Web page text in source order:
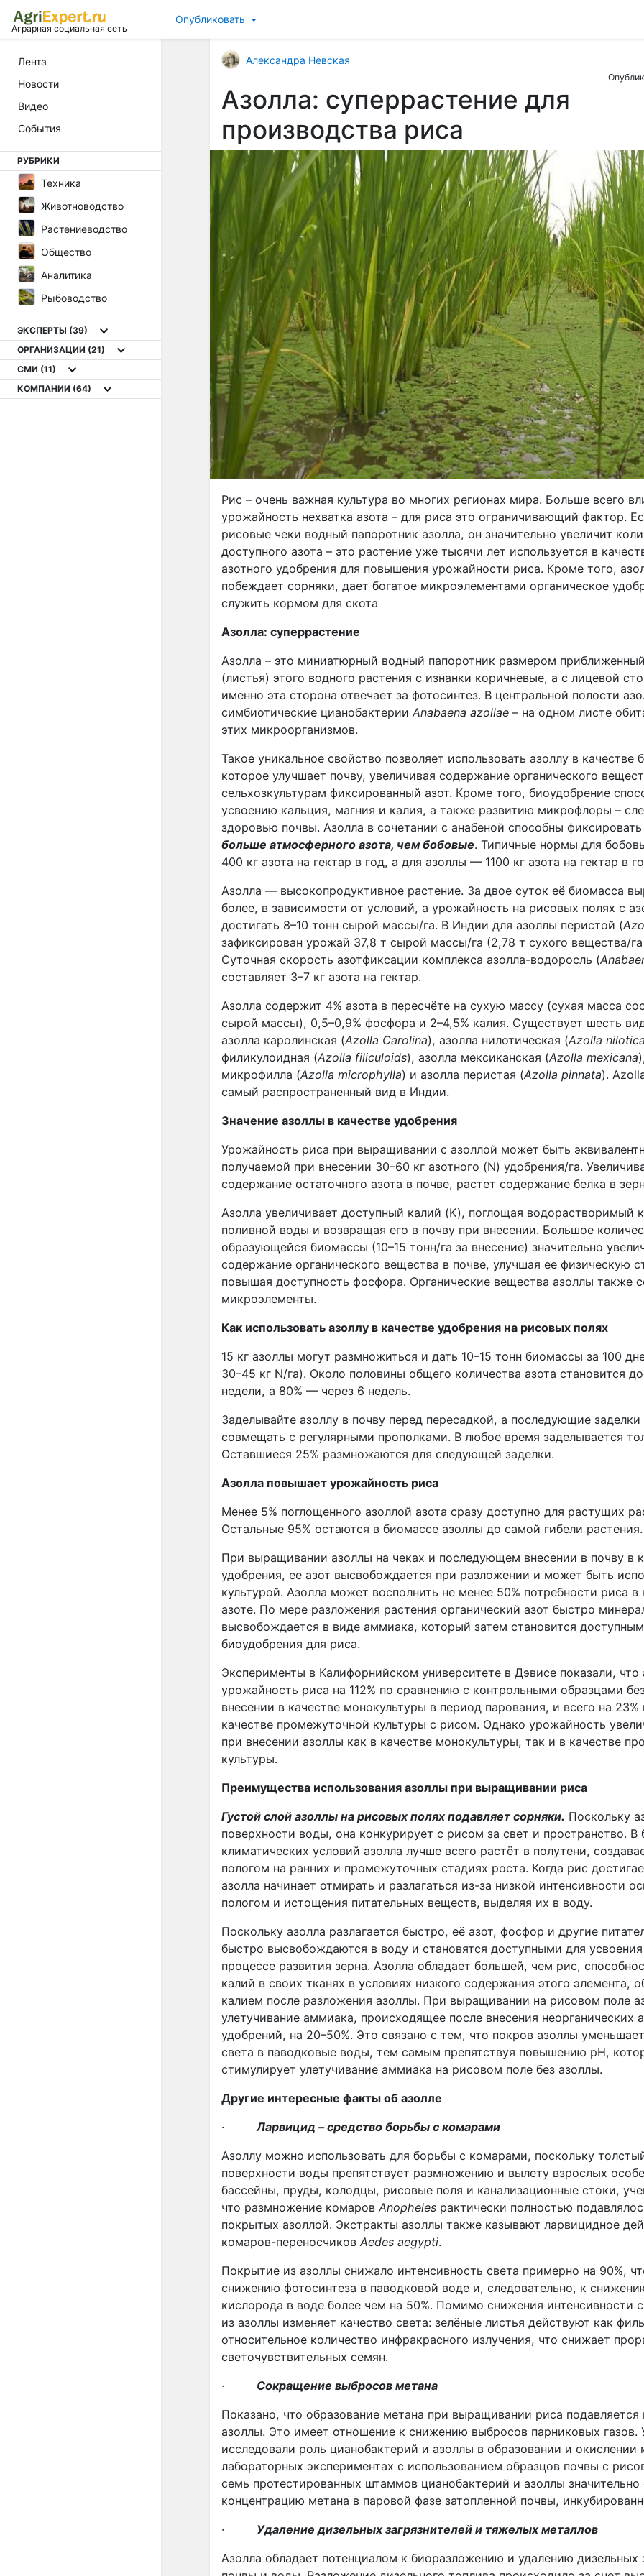
Аграрная социальная сеть
Опубликовать
Лента
Новости
Видео
События
РУБРИКИ
Техника
Животноводство
Растениеводство
Общество
Аналитика
Рыбоводство
ЭКСПЕРТЫ (39)
ОРГАНИЗАЦИИ (21)
СМИ (11)
КОМПАНИИ (64)
Александра Невская
Азолла: суперрастение для
производства риса
Рис – очень важная культура во многих регионах мира. Больше всего
урожайность нехватка азота – для риса это ограничивающий фактор.
рисовые чеки водный папоротник азолла, он значительно увеличит
доступного азота – это растение уже тысячи лет используется в
азотного удобрения для повышения урожайности риса. Кроме того,
побеждает сорняки, дает богатое микроэлементами органическое
служить кормом для скота
Азолла: суперрастение
Азолла – это миниатюрный водный папоротник размером
(листья) этого водного растения с изнанки коричневые, а с лицевой
именно эта сторона отвечает за фотосинтез. В центральной полости
симбиотические цианобактерии Anabaena azollae – на одном листе
этих микроорганизмов.
Такое уникальное свойство позволяет использовать азоллу в качестве
которое улучшает почву, увеличивая содержание органического
сельхозкультурам фиксированный азот. Кроме того, биоудобрение
усвоению кальция, магния и калия, а также развитию микрофлоры –
здоровью почвы. Азолла в сочетании с анабеной способны фиксировать
больше атмосферного азота, чем бобовые. Типичные нормы для
400 кг азота на гектар в год, а для азоллы — 1100 кг азота на гектар в
Азолла — высокопродуктивное растение. За двое суток её биомасса
более, в зависимости от условий, а урожайность на рисовых полях с
достигать 8–10 тонн сырой массы/га. В Индии для азоллы перистой (
зафиксирован урожай 37,8 т сырой массы/га (2,78 т сухого вещества/га
Суточная скорость азотфиксации комплекса азолла-водоросль (
составляет 3–7 кг азота на гектар.
Азолла содержит 4% азота в пересчёте на сухую массу (сухая масса
сырой массы), 0,5–0,9% фосфора и 2–4,5% калия. Существует шесть
азолла каролинская (Azolla Carolina), азолла нилотическая (Azolla nilotica
филикулоидная (Azolla filiculoids), азолла мексиканская (Azolla mexicana
микрофилла (Azolla microphylla) и азолла перистая (Azolla pinnata).
самый распространенный вид в Индии.
Значение азоллы в качестве удобрения
Урожайность риса при выращивании с азоллой может быть
получаемой при внесении 30–60 кг азотного (N) удобрения/га.
содержание остаточного азота в почве, растет содержание белка в
Азолла увеличивает доступный калий (K), поглощая водорастворимый
поливной воды и возвращая его в почву при внесении. Большое
образующейся биомассы (10–15 тонн/га за внесение) значительно
содержание органического вещества в почве, улучшая ее физическую
повышая доступность фосфора. Органические вещества азоллы также
микроэлементы.
Как использовать азоллу в качестве удобрения на рисовых полях
15 кг азоллы могут размножиться и дать 10–15 тонн биомассы за 100
30–45 кг N/га). Около половины общего количества азота становится
недели, а 80% — через 6 недель.
Заделывайте азоллу в почву перед пересадкой, а последующие
совмещать с регулярными прополками. В любое время заделывается
Оставшиеся 25% размножаются для следующей заделки.
Азолла повышает урожайность риса
Менее 5% поглощенного азоллой азота сразу доступно для растущих
Остальные 95% остаются в биомассе азоллы до самой гибели растения.
При выращивании азоллы на чеках и последующем внесении в почву в
удобрения, ее азот высвобождается при разложении и может быть
культурой. Азолла может восполнить не менее 50% потребности риса в
азоте. По мере разложения растения органический азот быстро
высвобождается в виде аммиака, который затем становится
биоудобрения для риса.
Эксперименты в Калифорнийском университете в Дэвисе показали, что
урожайность риса на 112% по сравнению с контрольными образцами
внесении в качестве монокультуры в период парования, и всего на 23%
качестве промежуточной культуры с рисом. Однако урожайность
при внесении азоллы как в качестве монокультуры, так и в качестве
культуры.
Преимущества использования азоллы при выращивании риса
Густой слой азоллы на рисовых полях подавляет сорняки. Поскольку
поверхности воды, она конкурирует с рисом за свет и пространство. В
климатических условий азолла лучше всего растёт в полутени,
пологом на ранних и промежуточных стадиях роста. Когда рис
азолла начинает отмирать и разлагаться из-за низкой интенсивности
пологом и истощения питательных веществ, выделяя их в воду.
Поскольку азолла разлагается быстро, её азот, фосфор и другие
быстро высвобождаются в воду и становятся доступными для
процессе развития зерна. Азолла обладает большей, чем рис,
калий в своих тканях в условиях низкого содержания этого элемента,
калием после разложения азоллы. При выращивании на рисовом поле
улетучивание аммиака, происходящее после внесения неорганических
удобрений, на 20–50%. Это связано с тем, что покров азоллы
света в паводковые воды, тем самым препятствуя повышению pH,
стимулирует улетучивание аммиака на рисовом поле без азоллы.
Другие интересные факты об азолле
·
Ларвицид – средство борьбы с комарами
Азоллу можно использовать для борьбы с комарами, поскольку
поверхности воды препятствует размножению и вылету взрослых
бассейны, пруды, колодцы, рисовые поля и канализационные стоки,
что размножение комаров Anopheles рактически полностью
покрытых азоллой. Экстракты азоллы также казывают ларвицидное
комаров-переносчиков Aedes aegypti.
Покрытие из азоллы снижало интенсивность света примерно на 90%,
снижению фотосинтеза в паводковой воде и, следовательно, к
кислорода в воде более чем на 50%. Помимо снижения интенсивности
из азоллы изменяет качество света: зелёные листья действуют как
относительное количество инфракрасного излучения, что снижает
светочувствительных семян.
·
Сокращение выбросов метана
Показано, что образование метана при выращивании риса подавляется
азоллы. Это имеет отношение к снижению выбросов парниковых газов.
исследовали роль цианобактерий и азоллы в образовании и окислении
лабораторных экспериментах с использованием образцов почвы с
семь протестированных штаммов цианобактерий и азоллы
концентрацию метана в паровой фазе затопленной почвы,
·
Удаление дизельных загрязнителей и тяжелых металлов
Азолла обладает потенциалом к биоразложению и удалению дизельных